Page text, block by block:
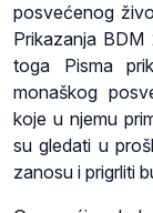
posvećenog
Prikazanja
toga Pisma
monaškog
koje u njemu
su gledati u
zanosu i prigrliti